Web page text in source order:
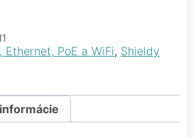
Ethernet, PoE a WiFi, Shieldy